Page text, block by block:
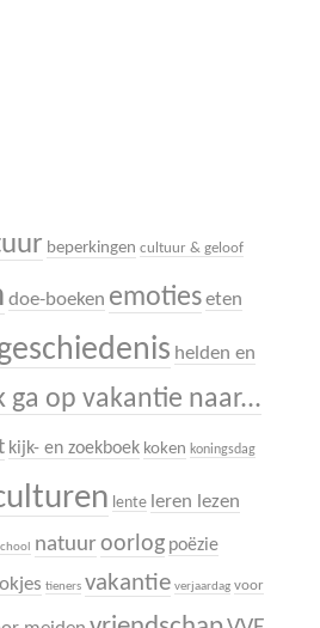
beperkingen cultuur & geloof
doe-boeken emotieseten
helden en
ga op vakantie naar...
kijk- en zoekboek koken koningsdag
lente leren lezen
natuur oorlog poëzie
tieners vakantie verjaardag voor